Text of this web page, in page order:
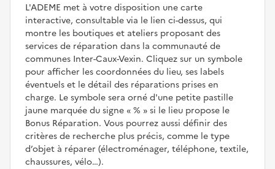
L'ADEME met à votre disposition une carte
interactive, consultable via le lien ci-dessus, qui
montre les boutiques et ateliers proposant des
services de réparation dans la communauté de
communes Inter-Caux-Vexin. Cliquez sur un symbole
pour afficher les coordonnées du lieu, ses labels
éventuels et le détail des réparations prises en
charge. Le symbole sera orné d'une petite pastille
jaune marquée du signe
%
si le lieu propose le
Bonus Réparation. Vous pourrez aussi définir des
critères de recherche plus précis, comme le type
d’objet à réparer (électroménager, téléphone, textile,
chaussures, vélo…).